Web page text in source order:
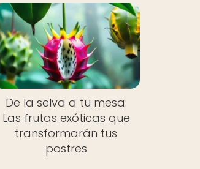
De la selva a tu mesa:
Las frutas exóticas que
transformarán tus
postres